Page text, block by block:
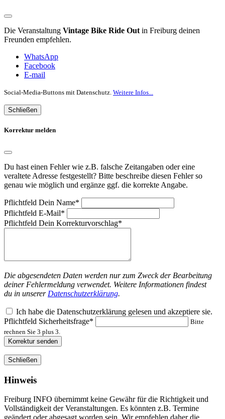
Die Veranstaltung Vintage Bike Ride Out in Freiburg deinen
Freunden empfehlen.
WhatsApp
Facebook
E-mail
Social-Media-Buttons mit Datenschutz. Weitere Infos...
Schließen
Korrektur melden
Du hast einen Fehler wie z.B. falsche Zeitangaben oder eine
veraltete Adresse festgestellt? Bitte beschreibe diesen Fehler so
genau wie möglich und ergänze ggf. die korrekte Angabe.
Pflichtfeld Dein Name*
Pflichtfeld E-Mail*
Pflichtfeld Dein Korrekturvorschlag*
Die abgesendeten Daten werden nur zum Zweck der Bearbeitung
deiner Fehlermeldung verwendet. Weitere Informationen findest
du in unserer Datenschutzerklärung.
Ich habe die Datenschutzerklärung gelesen und akzeptiere sie.
Pflichtfeld Sicherheitsfrage*
Bitte
rechnen Sie 3 plus 3.
Korrektur senden
Schließen
Hinweis
Freiburg INFO übernimmt keine Gewähr für die Richtigkeit und
Vollständigkeit der Veranstaltungen. Es könnten z.B. Termine